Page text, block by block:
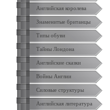
Английская королева
Знаменитые британцы
Типы обуви
Тайны Лондона
Английские сказки
Войны Англии
Силовые структуры
Английская литература